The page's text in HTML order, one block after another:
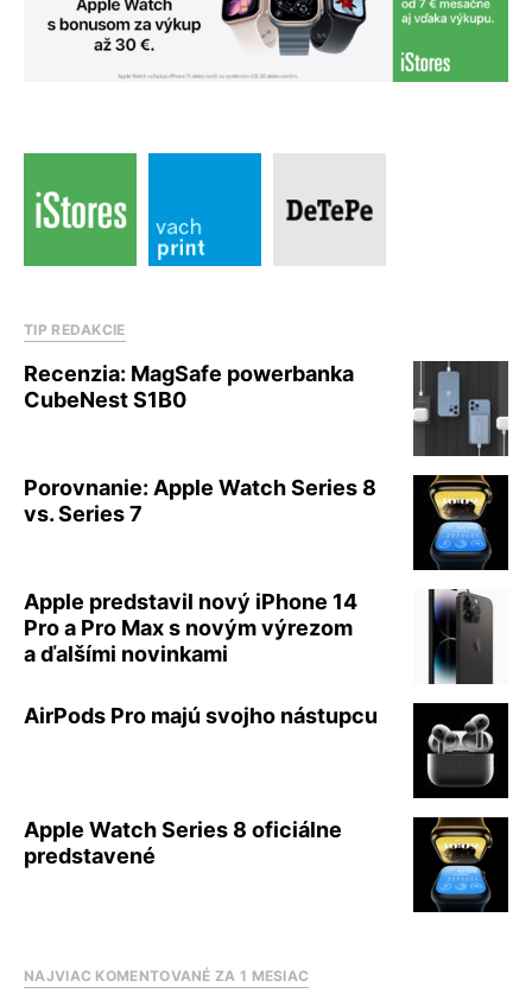
TIP REDAKCIE
Recenzia: MagSafe powerbanka
CubeNest S1B0
Porovnanie: Apple Watch Series 8
vs. Series 7
Apple predstavil nový iPhone 14
Pro a Pro Max s novým výrezom
a ďalšími novinkami
AirPods Pro majú svojho nástupcu
Apple Watch Series 8 oficiálne
predstavené
NAJVIAC KOMENTOVANÉ ZA 1 MESIAC